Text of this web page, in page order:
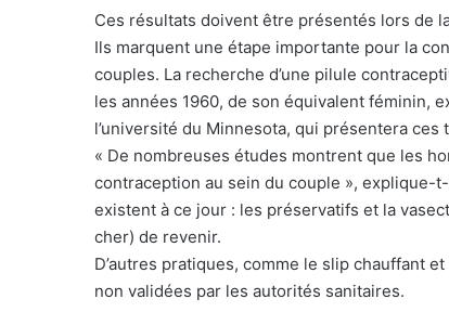
Ces résultats doivent être présentés lors de
Ils marquent une étape importante pour la
couples. La recherche d’une pilule
les années 1960, de son équivalent féminin,
l’université du Minnesota, qui présentera
« De nombreuses études montrent que les
contraception au sein du couple », explique-
existent à ce jour : les préservatifs et la
cher) de revenir.
D’autres pratiques, comme le slip chauffant
non validées par les autorités sanitaires.